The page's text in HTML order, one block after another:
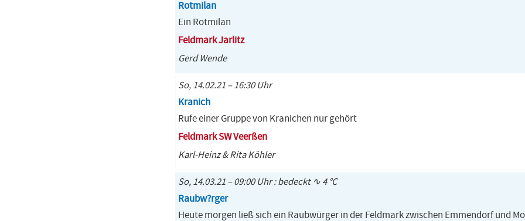
Rotmilan
Ein Rotmilan
Feldmark Jarlitz
Gerd Wende
So, 14.02.21 – 16:30 Uhr
Kranich
Rufe einer Gruppe von Kranichen nur gehört
Feldmark SW Veerßen
Karl-Heinz & Rita Köhler
So, 14.03.21 – 09:00 Uhr : bedeckt ∿ 4 °C
Raubw?rger
Heute morgen ließ sich ein Raubwürger in der Feldmark zwischen Emmendorf und